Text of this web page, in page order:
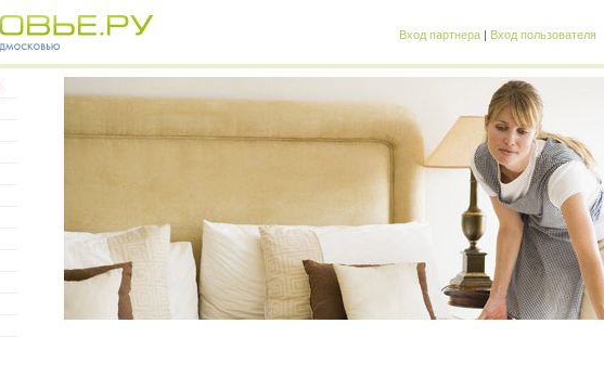
Вход партнера | Вход пользователя